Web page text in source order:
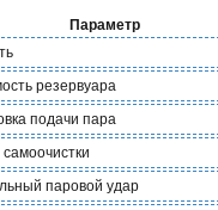
Параметр
резервуара
подачи пара
паровой удар